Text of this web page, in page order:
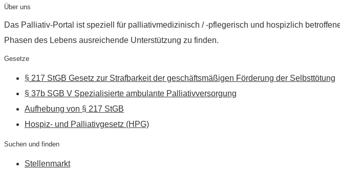
Über uns
Das Palliativ-Portal ist speziell für palliativmedizinisch / -pflegerisch und hospizlich
Phasen des Lebens ausreichende Unterstützung zu finden.
Gesetze
§ 217 StGB Gesetz zur Strafbarkeit der geschäftsmäßigen Förderung der Selbsttötung
§ 37b SGB V Spezialisierte ambulante Palliativversorgung
Aufhebung von § 217 StGB
Hospiz- und Palliativgesetz (HPG)
Suchen und finden
Stellenmarkt